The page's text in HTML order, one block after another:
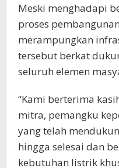
Meski menghadapi
proses
merampungkan
tersebut berkat
seluruh elemen
“Kami berterima
mitra, pemangku
yang telah
hingga selesai dan
kebutuhan listrik